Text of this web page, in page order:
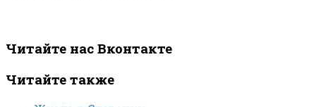
Читайте нас Вконтакте
Читайте также